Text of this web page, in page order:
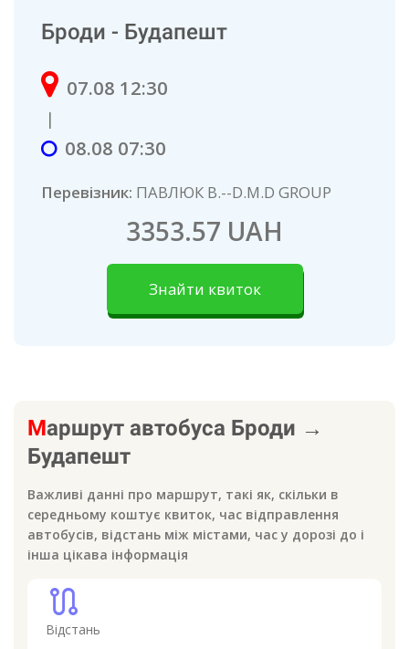
Броди - Будапешт
07.08 12:30
|
08.08 07:30
Перевізник: ПАВЛЮК В.--D.M.D GROUP
Знайти квиток
3353.57 UAH
Маршрут автобуса Броди →
Будапешт
Важливі данні про маршрут, такі як, скільки в
середньому коштує квиток, час відправлення
автобусів, відстань між містами, час у дорозі до і
інша цікава інформація
route
Відстань